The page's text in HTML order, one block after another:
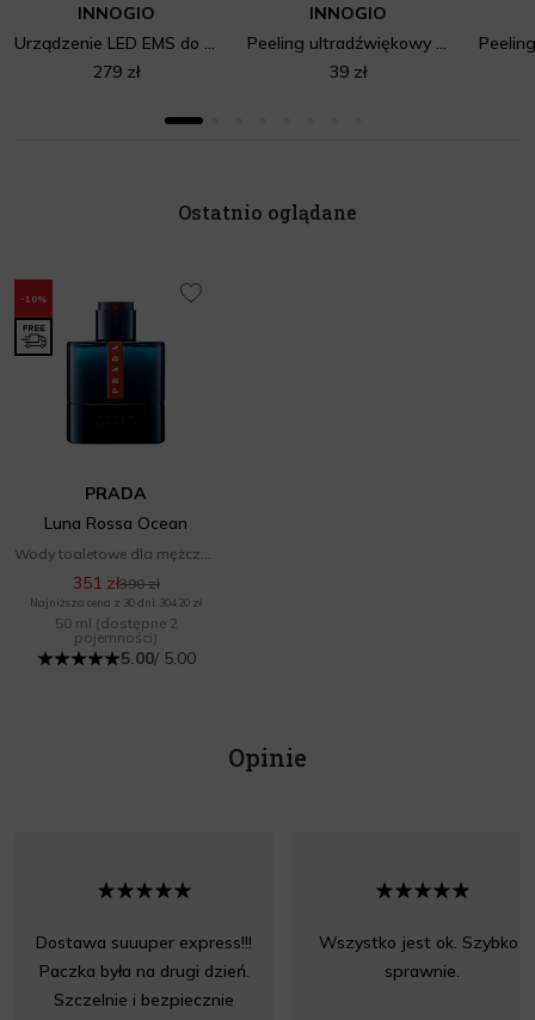
INNOGIO
Urządzenie LED EMS do twarzy GIO-711
279 zł
INNOGIO
Peeling ultradźwiękowy GIO-731
39 zł
Ostatnio oglądane
-10%
PRADA
Luna Rossa Ocean
351 zł390 zł
Najniższa cena z 30 dni: 304,20 zł
50 ml (dostępne 2
pojemności)
5.00/ 5.00
Opinie
Dostawa suuuper express!!!
Paczka była na drugi dzień.
Szczelnie i bezpiecznie
Wszystko jest ok. Szybko i
sprawnie.